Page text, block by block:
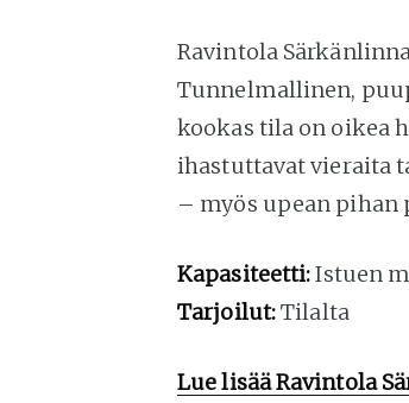
Ravintola
Tunnelmallinen,
kookas tila on oikea
ihastuttavat vieraita
– myös upean
Kapasiteetti:Istuen
Tarjoilut:Tilalta
Lue lisää Ravintola